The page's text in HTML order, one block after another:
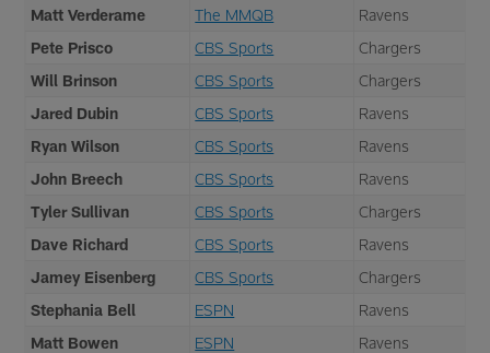
Matt Verderame
The MMQB
Ravens
Pete Prisco
CBS Sports
Chargers
Will Brinson
CBS Sports
Chargers
Jared Dubin
CBS Sports
Ravens
Ryan Wilson
CBS Sports
Ravens
John Breech
CBS Sports
Ravens
Tyler Sullivan
CBS Sports
Chargers
Dave Richard
CBS Sports
Ravens
Jamey Eisenberg
CBS Sports
Chargers
Stephania Bell
ESPN
Ravens
Matt Bowen
ESPN
Ravens